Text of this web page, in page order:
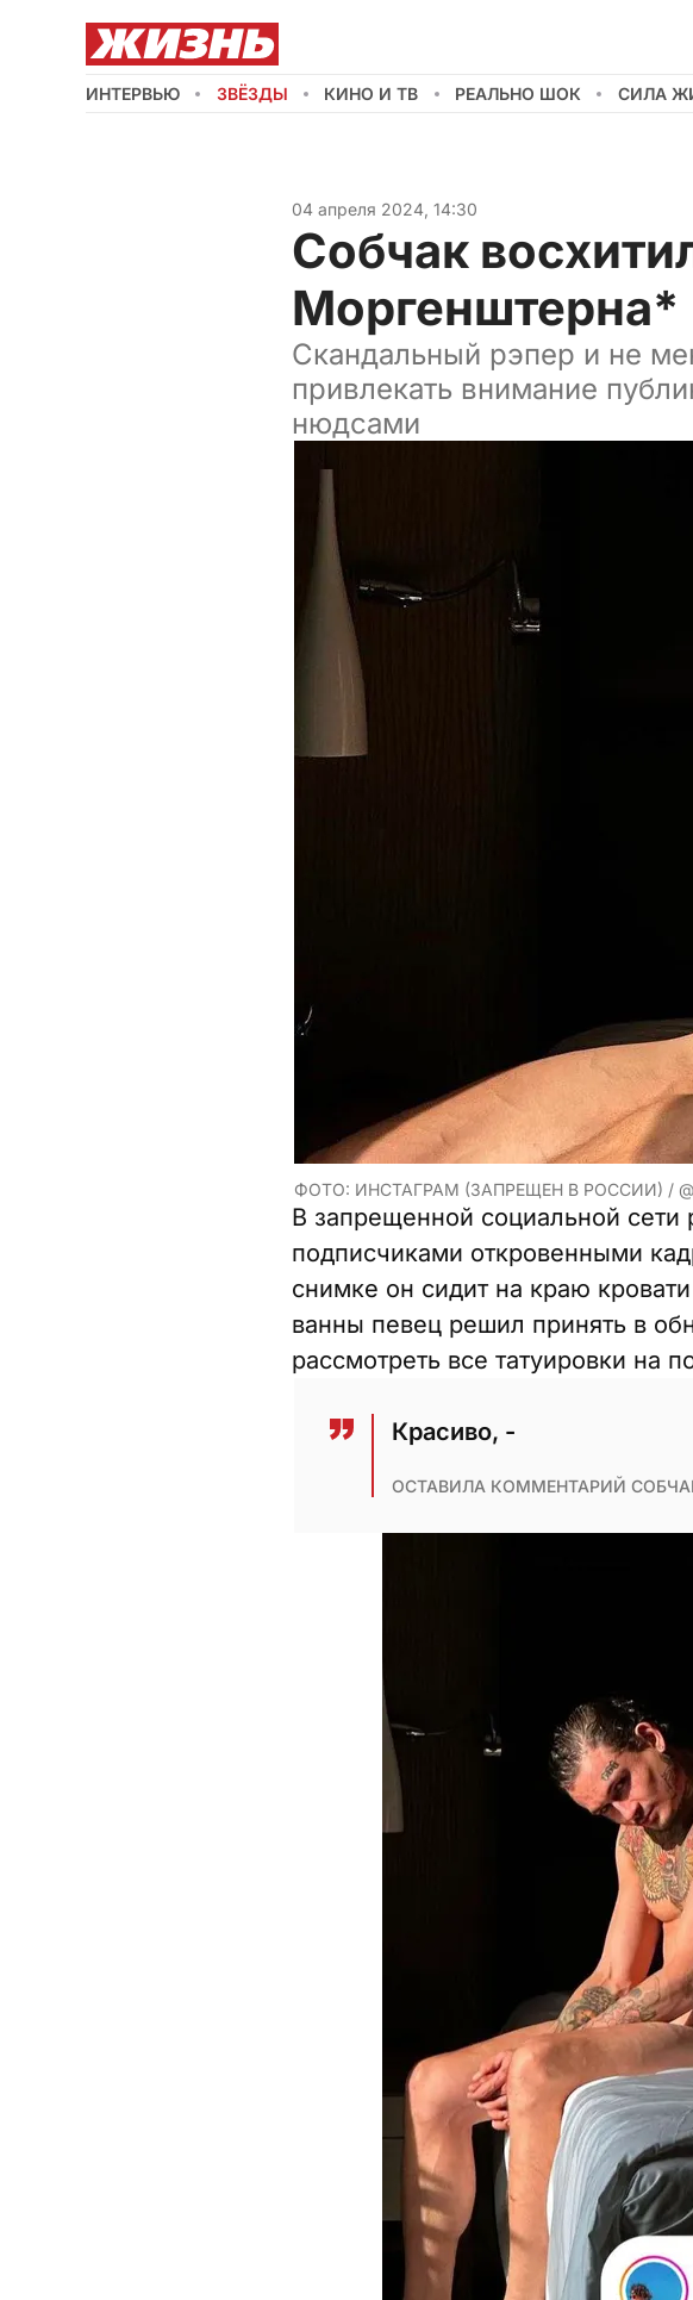
ИНТЕРВЬЮ ЗВЁЗДЫ КИНО И ТВ РЕАЛЬНО ШОК СИЛА
04 апреля 2024, 14:30
Собчак
Моргенштерна*
Скандальный рэпер и не
привлекать внимание
нюдсами
ФОТО: ИНСТАГРАМ (ЗАПРЕЩЕН В РОССИИ) /
В запрещенной социальной
подписчиками откровенными
снимке он сидит на краю
ванны певец решил принять в
рассмотреть все татуировки на
Красиво, -
ОСТАВИЛА КОММЕНТАРИЙ